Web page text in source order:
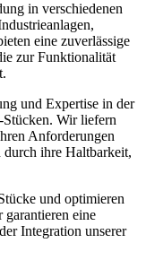
in verschiedenen
eine zuverlässige
zur Funktionalität
und Expertise in der
Wir liefern
Anforderungen
durch ihre Haltbarkeit,
und optimieren
eine
Integration unserer